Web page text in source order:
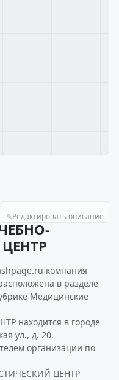
✎Редактировать описание
компания
в разделе
Медицинские
находится в городе
ул., д. 20.
организации по
ЦЕНТР